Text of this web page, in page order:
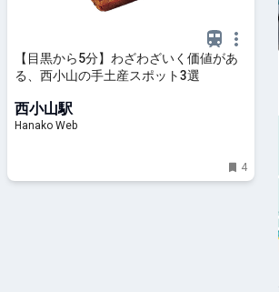
【目黒から5分】わざわざいく価値があ
る、西小山の手土産スポット3選
西小山駅
Hanako Web
4